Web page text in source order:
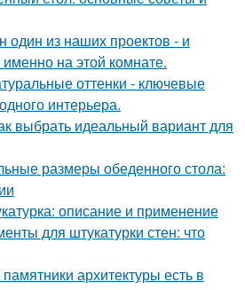
один из наших проектов - и
именно на этой комнате.
оттенки - ключевые
интерьера.
выбрать идеальный вариант для
размеры обеденного стола:
описание и применение
для штукатурки стен: что
архитектуры есть в